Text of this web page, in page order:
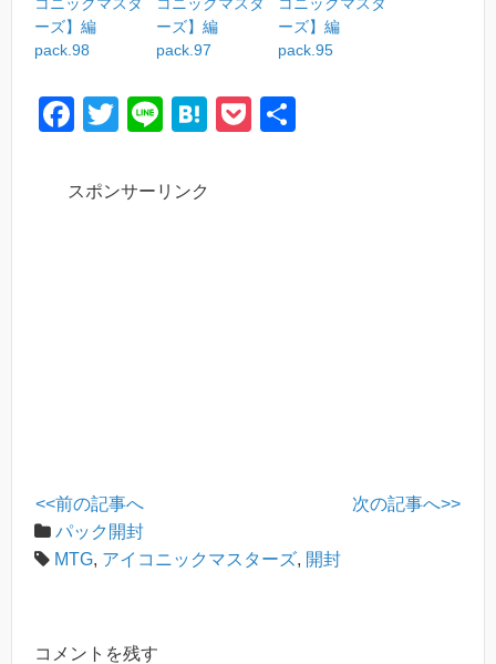
ーズ】編
pack.98
ーズ】編
pack.97
ーズ】編
pack.95
F
c
T
tt
Li
e
H
P
スポンサーリンク
<<前の記事へ
次の記事へ>>
パック開封
MTG, アイコニックマスターズ, 開封
コメントを残す